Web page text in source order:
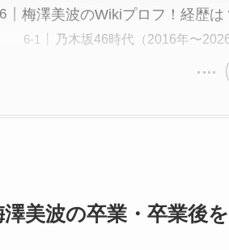
梅澤美波のWikiプロフ！経歴は
乃木坂46時代（2016年〜
澤美波の卒業・卒業後